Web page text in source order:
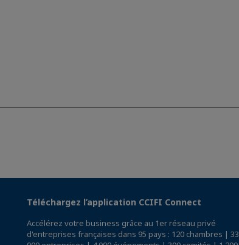
Téléchargez l’application CCIFI Connect
Accélérez votre business grâce au 1er réseau privé
d'entreprises françaises dans 95 pays : 120 chambres | 33